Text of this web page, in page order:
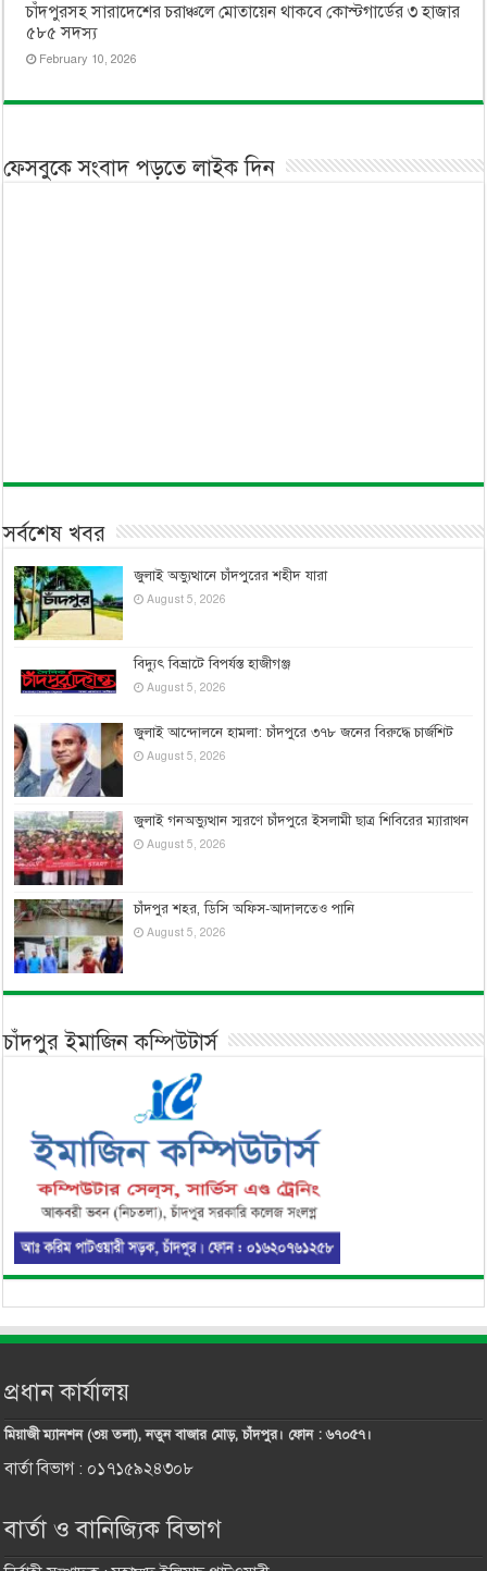
চাঁদপুরসহ সারাদেশের চরাঞ্চলে মোতায়েন থাকবে কোস্টগার্ডের ৩ হাজার
৫৮৫ সদস্য
February 10, 2026
ফেসবুকে সংবাদ পড়তে লাইক দিন
সর্বশেষ খবর
জুলাই অভ্যুত্থানে চাঁদপুরের শহীদ যারা
August 5, 2026
বিদ্যুৎ বিভ্রাটে বিপর্যস্ত হাজীগঞ্জ
August 5, 2026
জুলাই আন্দোলনে হামলা: চাঁদপুরে ৩৭৮ জনের বিরুদ্ধে চার্জশিট
August 5, 2026
জুলাই গনঅভ্যুত্থান স্মরণে চাঁদপুরে ইসলামী ছাত্র শিবিরের ম্যারাথন
August 5, 2026
চাঁদপুর শহর, ডিসি অফিস-আদালতেও পানি
August 5, 2026
চাঁদপুর ইমাজিন কম্পিউটার্স
প্রধান কার্যালয়
মিয়াজী ম্যানশন (৩য় তলা), নতুন বাজার মোড়, চাঁদপুর। ফোন : ৬৭০৫৭।
বার্তা বিভাগ : ০১৭১৫৯২৪৩০৮
বার্তা ও বানিজ্যিক বিভাগ